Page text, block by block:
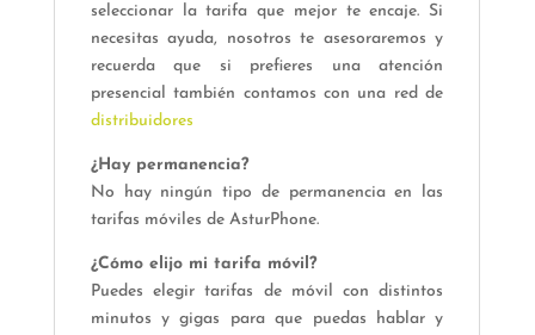
seleccionar la tarifa que mejor te encaje. Si
necesitas ayuda, nosotros te asesoraremos y
recuerda que si prefieres una atención
presencial también contamos con una red de
distribuidores
¿Hay permanencia?
No hay ningún tipo de permanencia en las
tarifas móviles de AsturPhone.
¿Cómo elijo mi tarifa móvil?
Puedes elegir tarifas de móvil con distintos
minutos y gigas para que puedas hablar y